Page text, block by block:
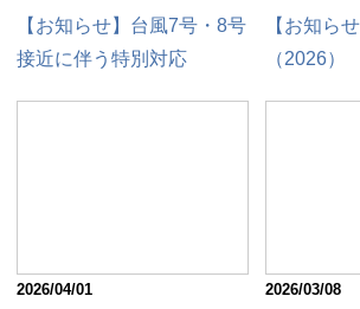
【お知らせ】台風7号・8号
接近に伴う特別対応
【お知ら
（2026）
2026/04/01 2026/03/08